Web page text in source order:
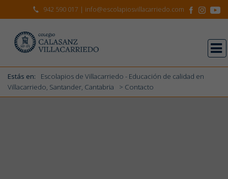
942 590 017 | info@escolapiosvillacarriedo.com
Estás en:
Escolapios de Villacarriedo - Educación de calidad en
Villacarriedo, Santander, Cantabria
> Contacto